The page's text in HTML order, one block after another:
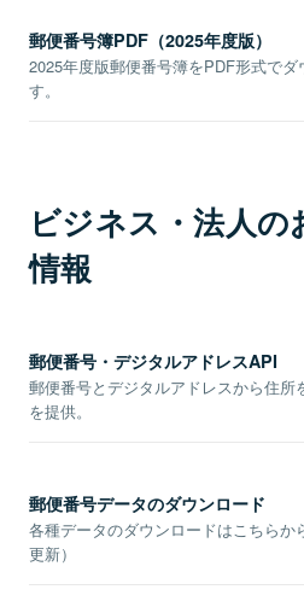
郵便番号簿PDF（2025年度版）
2025年度版郵便番号簿をPDF形式でダ
す。
ビジネス・法人の
情報
郵便番号・デジタルアドレスAPI
郵便番号とデジタルアドレスから住所
を提供。
郵便番号データのダウンロード
各種データのダウンロードはこちらか
更新）